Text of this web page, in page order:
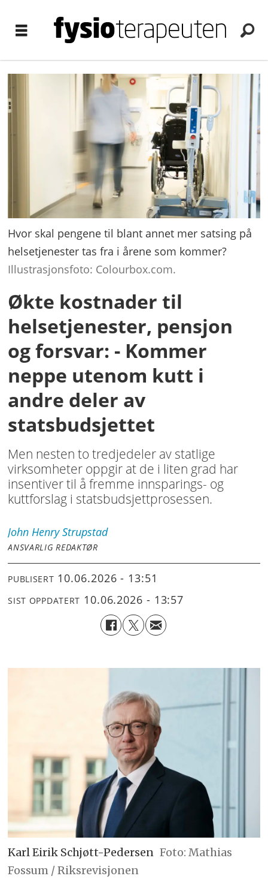
Hvor skal pengene til blant annet mer satsing på
helsetjenester tas fra i årene som kommer?
Illustrasjonsfoto: Colourbox.com.
Økte kostnader til
helsetjenester, pensjon
og forsvar: - Kommer
neppe utenom kutt i
andre deler av
statsbudsjettet
Men nesten to tredjedeler av statlige
virksomheter oppgir at de i liten grad har
insentiver til å fremme innsparings- og
kuttforslag i statsbudsjettprosessen.
John Henry Strupstad
ANSVARLIG REDAKTØR
PUBLISERT 10.06.2026 - 13:51
SIST OPPDATERT 10.06.2026 - 13:57
Karl Eirik Schjøtt-Pedersen Foto: Mathias
Fossum / Riksrevisjonen